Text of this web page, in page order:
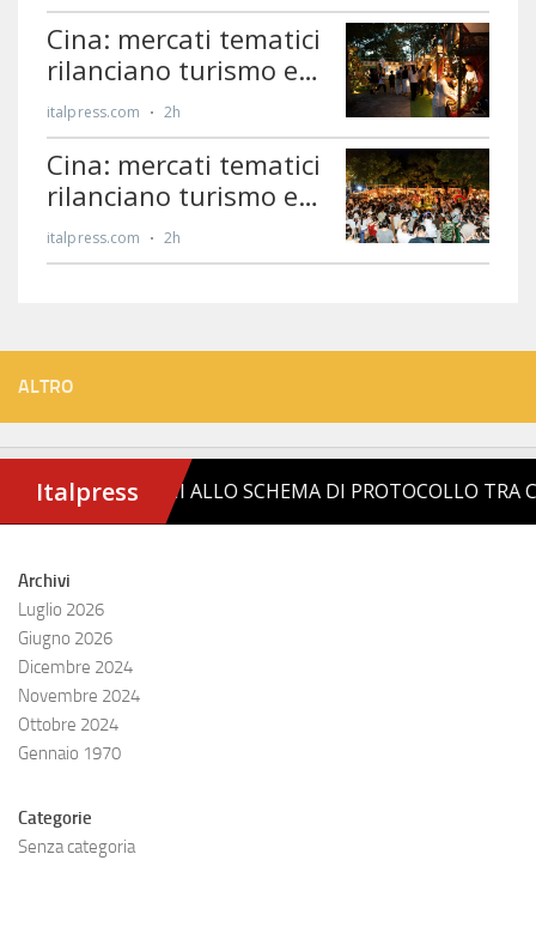
ALTRO
Archivi
Luglio 2026
Giugno 2026
Dicembre 2024
Novembre 2024
Ottobre 2024
Gennaio 1970
Categorie
Senza categoria